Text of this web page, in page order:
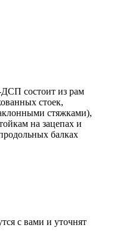
состоит из рам
стоек,
стяжками),
на зацепах и
балках
с вами и уточнят